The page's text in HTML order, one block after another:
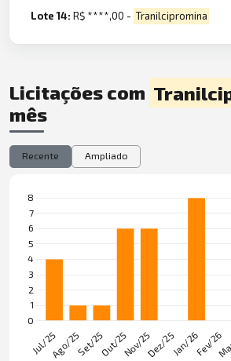
Lote 14:R$ ****,00 - Tranilcipromina
Licitações com
mês
Recente Ampliado